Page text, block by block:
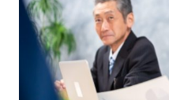
サイトマップ
公式SNS